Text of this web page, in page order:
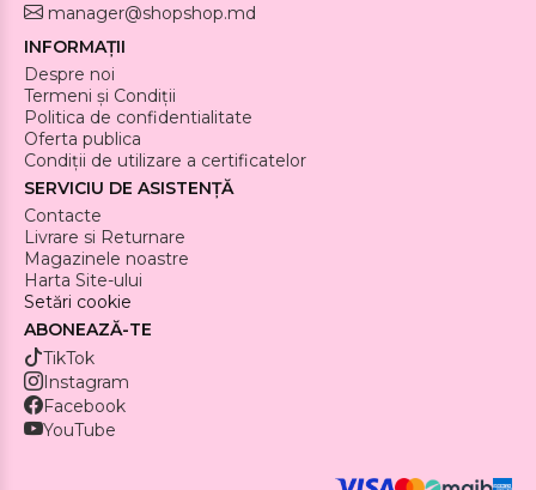
manager@shopshop.md
INFORMAȚII
Despre noi
Termeni și Condiții
Politica de confidentialitate
Oferta publica
Condiții de utilizare a certificatelor
SERVICIU DE ASISTENȚĂ
Contacte
Livrare si Returnare
Magazinele noastre
Harta Site-ului
Setări cookie
ABONEAZĂ-TE
TikTok
Instagram
Facebook
YouTube